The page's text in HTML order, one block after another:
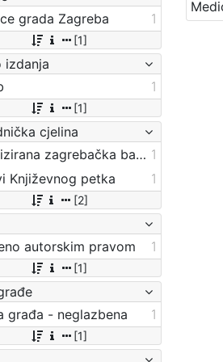
grada Zagreba
1
[1]
izdanja
1
[1]
cjelina
Digitalizirana zagrebačka baština 1
Književnog petka
1
[2]
autorskim pravom
1
[1]
građa - neglazbena
1
[1]